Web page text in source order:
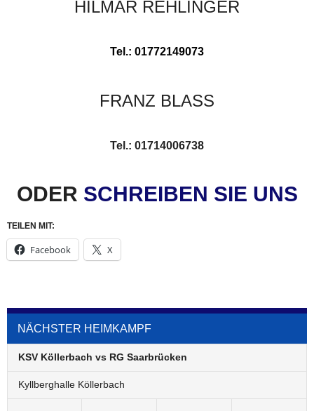
HILMAR REHLINGER
Tel.: 01772149073
FRANZ BLASS
Tel.: 01714006738
ODER SCHREIBEN SIE UNS
TEILEN MIT:
Facebook X
NÄCHSTER HEIMKAMPF
KSV Köllerbach vs RG Saarbrücken
Kyllberghalle Köllerbach